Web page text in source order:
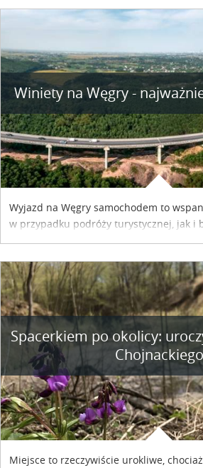
Winiety na Węgry -
Wyjazd na Węgry samochodem to
w przypadku podróży turystycznej, jak i
służbowej. Pamiętać tylko trzeba o
współpracy reklamowej z Hungary
Spacerkiem po okolicy:
Chojnackiego
Miejsce to rzeczywiście urokliwe,